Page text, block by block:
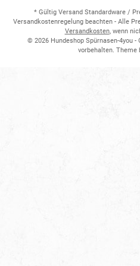
* Gültig Versand Standardware /
Versandkostenregelung beachten - Alle
Versandkosten, wenn
© 2026 Hundeshop Spürnasen-4you -
vorbehalten. Theme